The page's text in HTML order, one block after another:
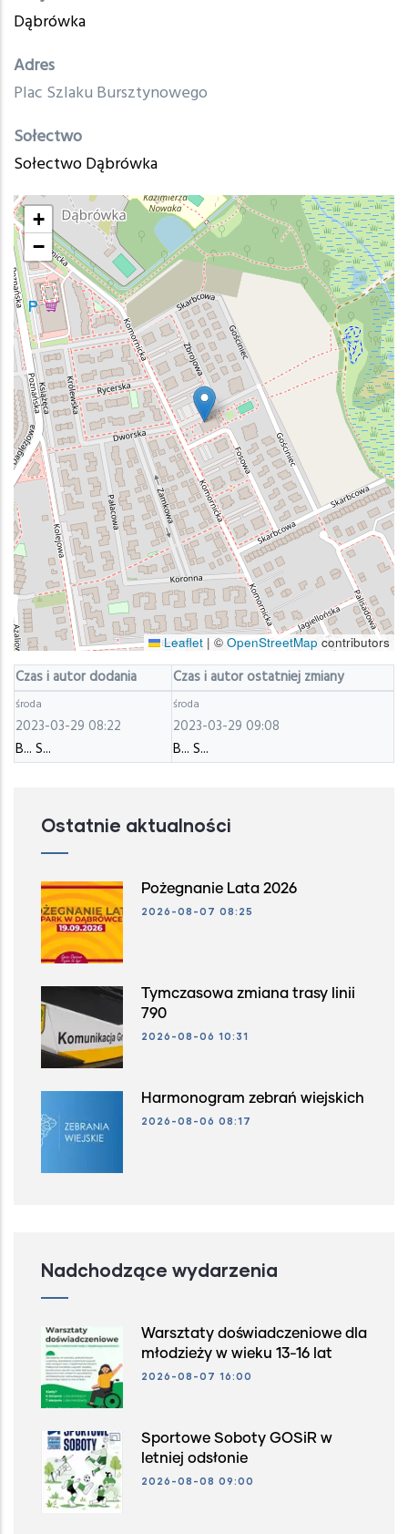
Dąbrówka
Adres
Plac Szlaku Bursztynowego
Sołectwo
Sołectwo Dąbrówka
+
−
Leaflet | © OpenStreetMap contributors
Czas i autor dodania Czas i autor ostatniej zmiany
środa
2023-03-29 08:22
B... S...
środa
2023-03-29 09:08
B... S...
Ostatnie aktualności
Pożegnanie Lata 2026
2026-08-07 08:25
Tymczasowa zmiana trasy linii
790
2026-08-06 10:31
Harmonogram zebrań wiejskich
2026-08-06 08:17
Nadchodzące wydarzenia
Warsztaty doświadczeniowe dla
młodzieży w wieku 13-16 lat
2026-08-07 16:00
Sportowe Soboty GOSiR w
letniej odsłonie
2026-08-08 09:00